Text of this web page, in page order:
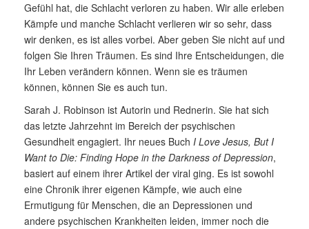
Gefühl hat, die Schlacht verloren zu haben. Wir alle erleben
Kämpfe und manche Schlacht verlieren wir so sehr, dass
wir denken, es ist alles vorbei. Aber geben Sie nicht auf und
folgen Sie Ihren Träumen. Es sind Ihre Entscheidungen, die
Ihr Leben verändern können. Wenn sie es träumen
können, können Sie es auch tun.
Sarah J. Robinson ist Autorin und Rednerin. Sie hat sich
das letzte Jahrzehnt im Bereich der psychischen
Gesundheit engagiert. Ihr neues Buch I Love Jesus, But I
Want to Die: Finding Hope in the Darkness of Depression,
basiert auf einem ihrer Artikel der viral ging. Es ist sowohl
eine Chronik ihrer eigenen Kämpfe, wie auch eine
Ermutigung für Menschen, die an Depressionen und
andere psychischen Krankheiten leiden, immer noch die